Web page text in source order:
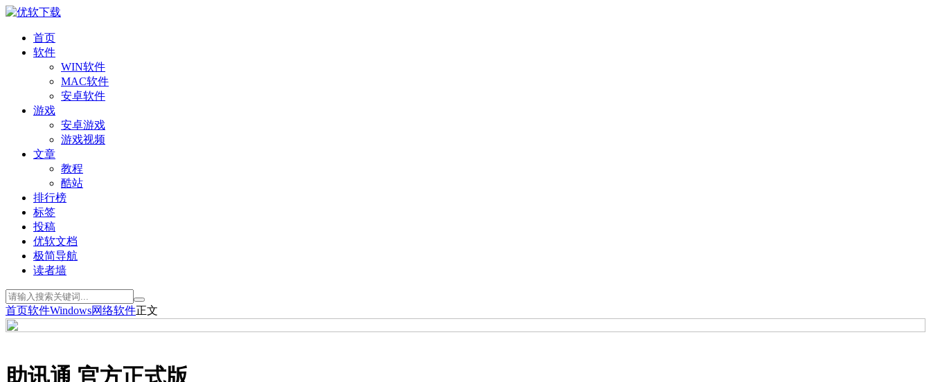
首页
软件
WIN软件
MAC软件
安卓软件
游戏
安卓游戏
游戏视频
文章
教程
酷站
排行榜
标签
投稿
优软文档
极简导航
读者墙
首页软件Windows网络软件正文
助讯通 官方正式版